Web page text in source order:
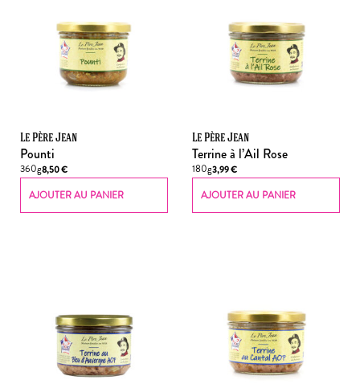
Le Père Jean
Pounti
360g8,50€
AJOUTER AU PANIER
Le Père Jean
Terrine à l’Ail Rose
180g3,99€
AJOUTER AU PANIER